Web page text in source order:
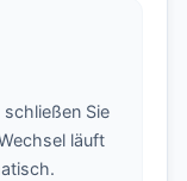
Sie
läuft